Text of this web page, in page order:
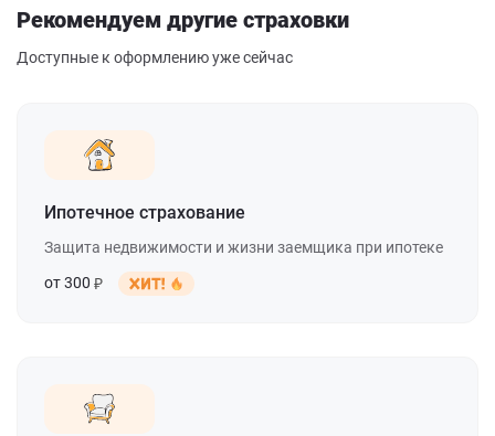
Рекомендуем другие страховки
Доступные к оформлению уже сейчас
Ипотечное страхование
Защита недвижимости и жизни заемщика при ипотеке
от 300